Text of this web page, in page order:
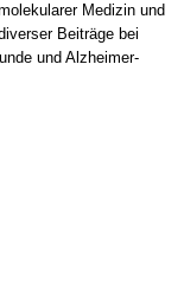
Medizin und
Beiträge bei
und Alzheimer-